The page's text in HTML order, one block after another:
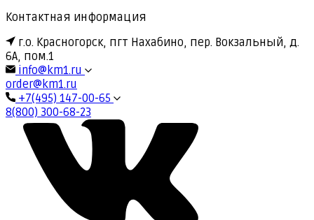
Контактная информация
г.о. Красногорск, пгт Нахабино, пер. Вокзальный, д.
6А, пом.1
info@km1.ru
order@km1.ru
+7(495) 147-00-65
8(800) 300-68-23